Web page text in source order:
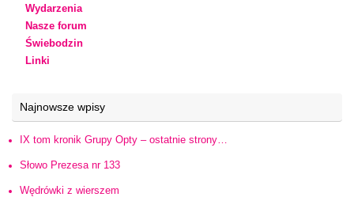
Wydarzenia
Nasze forum
Świebodzin
Linki
Najnowsze wpisy
IX tom kronik Grupy Opty – ostatnie strony…
Słowo Prezesa nr 133
Wędrówki z wierszem